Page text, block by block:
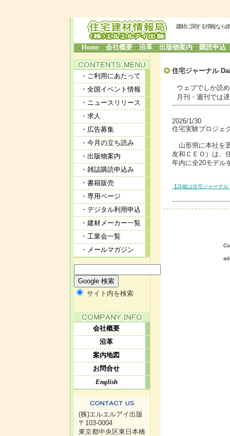
建材に関する情報なら(
Home 会社概要 沿革 出版物案内 購読申込
・ご利用にあたって
・全国イベント情報
・ニュースリリース
・求人
・広告募集
・今月の立ち読み
・出版物案内
・雑誌購読申込み
・書籍販売
・専用ページ
・デジタル利用申込
・建材メーカー一覧
・工業会一覧
・メールマガジン
サイト内を検索
会社概要
沿革
案内地図
お問合せ
English
(株)エルエルアイ出版
〒103-0004
東京都中央区東日本橋
住宅ジャーナル
ウェブでしか読め
月刊・週刊では遅
2026/1/30
住宅実験プロジェ
山形県に本社を
友和ＣＥＯ）は、
年内に全20モデル
【詳細は住宅ジャーナ